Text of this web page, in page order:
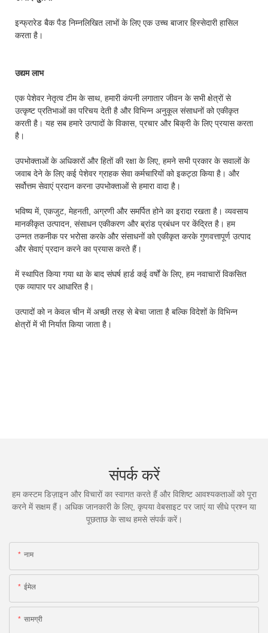
इन्फ्रारेड बैक पैड निम्नलिखित लाभों के लिए एक उच्च बाजार हिस्सेदारी हासिल
करता है।
उद्यम लाभ
एक पेशेवर नेतृत्व टीम के साथ, हमारी कंपनी लगातार जीवन के सभी क्षेत्रों से
उत्कृष्ट प्रतिभाओं का परिचय देती है और विभिन्न अनुकूल संसाधनों को एकीकृत
करती है। यह सब हमारे उत्पादों के विकास, प्रचार और बिक्री के लिए प्रयास करता
है।
उपभोक्ताओं के अधिकारों और हितों की रक्षा के लिए, हमने सभी प्रकार के सवालों के
जवाब देने के लिए कई पेशेवर ग्राहक सेवा कर्मचारियों को इकट्ठा किया है। और
सर्वोत्तम सेवाएं प्रदान करना उपभोक्ताओं से हमारा वादा है।
भविष्य में, एकजुट, मेहनती, अग्रणी और समर्पित होने का इरादा रखता है। व्यवसाय
मानकीकृत उत्पादन, संसाधन एकीकरण और ब्रांड प्रबंधन पर केंद्रित है। हम
उन्नत तकनीक पर भरोसा करके और संसाधनों को एकीकृत करके गुणवत्तापूर्ण उत्पाद
और सेवाएं प्रदान करने का प्रयास करते हैं।
में स्थापित किया गया था के बाद संघर्ष हार्ड कई वर्षों के लिए, हम नवाचारों विकसित
एक व्यापार पर आधारित है।
उत्पादों को न केवल चीन में अच्छी तरह से बेचा जाता है बल्कि विदेशों के विभिन्न
क्षेत्रों में भी निर्यात किया जाता है।
संपर्क करें
हम कस्टम डिज़ाइन और विचारों का स्वागत करते हैं और विशिष्ट आवश्यकताओं को पूरा
करने में सक्षम हैं। अधिक जानकारी के लिए, कृपया वेबसाइट पर जाएं या सीधे प्रश्न या
पूछताछ के साथ हमसे संपर्क करें।
नाम
ईमेल
सामग्री